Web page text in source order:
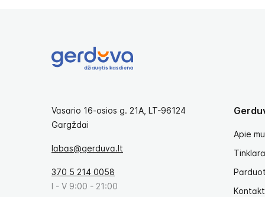
Vasario 16-osios g. 21A, LT-96124
Gargždai
labas@gerduva.lt
370 5 214 0058
I - V 9:00 - 21:00
Apie